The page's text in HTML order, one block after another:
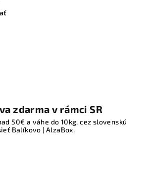
zdarma v rámci SR
50€ a váhe do 10kg, cez slovenskú
Balíkovo | AlzaBox.